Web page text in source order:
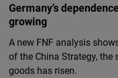
Germany’s
growing
A new FNF analysis
of the China Strategy,
goods has risen.